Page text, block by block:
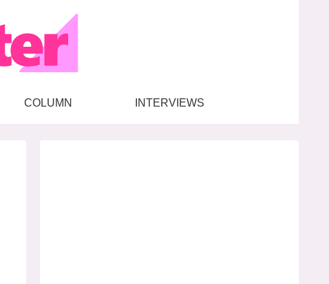
COLUMN INTERVIEWS